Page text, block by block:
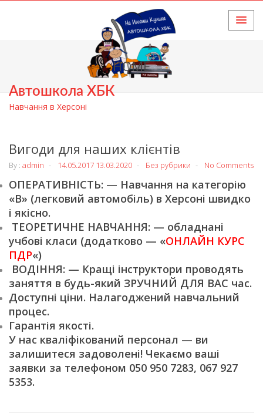
Автошкола ХБК
Навчання в Херсоні
HOME
Вигоди для наших клієнтів
By : admin 14.05.2017 13.03.2020 Без рубрики No Comments
ОПЕРАТИВНІСТЬ: — Навчання на категорію
«В» (легковий автомобіль) в Херсоні швидко
і якісно.
ТЕОРЕТИЧНЕ НАВЧАННЯ: — обладнані
учбові класи (додатково — «ОНЛАЙН КУРС
ПДР«)
ВОДІННЯ: — Кращі інструктори проводять
заняття в будь-який ЗРУЧНИЙ ДЛЯ ВАС час.
Доступні ціни. Налагоджений навчальний
процес.
Гарантія якості.
У нас кваліфікований персонал — ви
залишитеся задоволені! Чекаємо ваші
заявки за телефоном 050 950 7283, 067 927
5353.